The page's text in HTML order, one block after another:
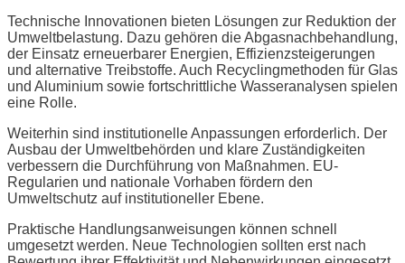
Technische Innovationen bieten Lösungen zur Reduktion der
Umweltbelastung. Dazu gehören die Abgasnachbehandlung,
der Einsatz erneuerbarer Energien, Effizienzsteigerungen
und alternative Treibstoffe. Auch Recyclingmethoden für Glas
und Aluminium sowie fortschrittliche Wasseranalysen spielen
eine Rolle.
Weiterhin sind institutionelle Anpassungen erforderlich. Der
Ausbau der Umweltbehörden und klare Zuständigkeiten
verbessern die Durchführung von Maßnahmen. EU-
Regularien und nationale Vorhaben fördern den
Umweltschutz auf institutioneller Ebene.
Praktische Handlungsanweisungen können schnell
umgesetzt werden. Neue Technologien sollten erst nach